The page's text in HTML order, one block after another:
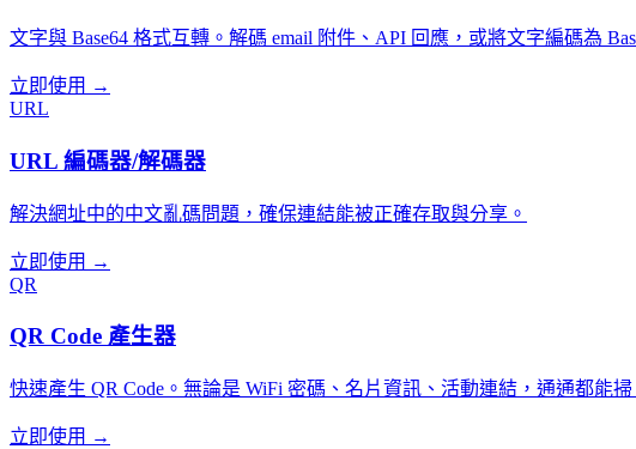
文字與 Base64 格式互轉。解碼 email 附件、API 回應，或將文字編碼為
立即使用 →
URL
URL 編碼器/解碼器
解決網址中的中文亂碼問題，確保連結能被正確存取與分享。
立即使用 →
QR
QR Code 產生器
快速產生 QR Code。無論是 WiFi 密碼、名片資訊、活動連結，通通都能掃
立即使用 →